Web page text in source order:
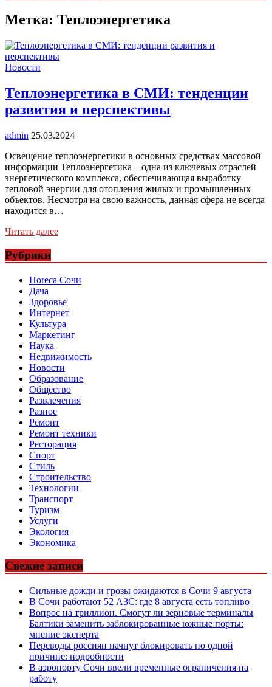
Метка: Теплоэнергетика
Новости
Теплоэнергетика в СМИ: тенденции
развития и перспективы
admin 25.03.2024
Освещение теплоэнергетики в основных средствах массовой
информации Теплоэнергетика – одна из ключевых отраслей
энергетического комплекса, обеспечивающая выработку
тепловой энергии для отопления жилых и промышленных
объектов. Несмотря на свою важность, данная сфера не всегда
находится в…
Читать далее
Рубрики
Horeca Сочи
Дача
Здоровье
Интернет
Культура
Маркетинг
Наука
Недвижимость
Новости
Образование
Общество
Развлечения
Разное
Ремонт
Ремонт техники
Ресторация
Спорт
Стиль
Строительство
Технологии
Транспорт
Туризм
Услуги
Экология
Экономика
Свежие записи
Сильные дожди и грозы ожидаются в Сочи 9 августа
В Сочи работают 52 АЗС: где 8 августа есть топливо
Вопрос на триллион. Смогут ли зерновые терминалы
Балтики заменить заблокированные южные порты:
мнение эксперта
Переводы россиян начнут блокировать по одной
причине: подробности
В аэропорту Сочи ввели временные ограничения на
работу